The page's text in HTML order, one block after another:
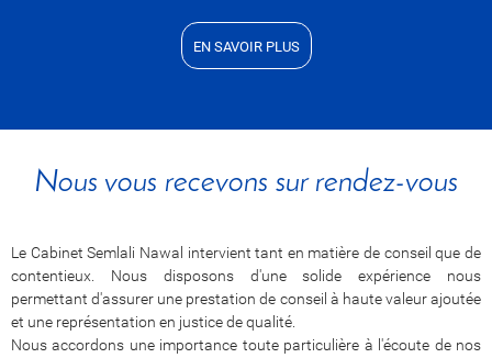
EN SAVOIR PLUS
Nous vous recevons sur rendez-vous
Le Cabinet Semlali Nawal intervient tant en matière de conseil que de
contentieux. Nous disposons d'une solide expérience nous
permettant d'assurer une prestation de conseil à haute valeur ajoutée
et une représentation en justice de qualité.
Nous accordons une importance toute particulière à l'écoute de nos